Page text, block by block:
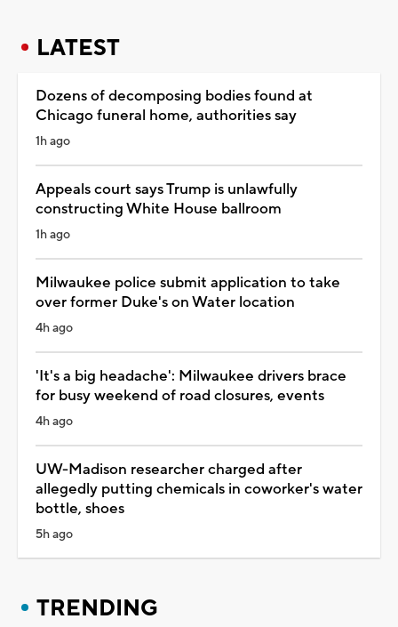
LATEST
Dozens of decomposing bodies found at
Chicago funeral home, authorities say
1h ago
Appeals court says Trump is unlawfully
constructing White House ballroom
1h ago
Milwaukee police submit application to take
over former Duke's on Water location
4h ago
'It's a big headache': Milwaukee drivers brace
for busy weekend of road closures, events
4h ago
UW-Madison researcher charged after
allegedly putting chemicals in coworker's water
bottle, shoes
5h ago
TRENDING